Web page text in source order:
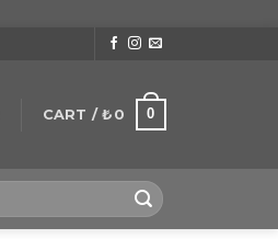
CART /₺ 0 0